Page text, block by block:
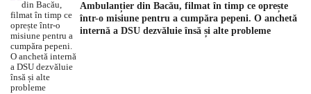
Ambulanțier din Bacău, filmat în timp ce oprește
într-o misiune pentru a cumpăra pepeni. O anchetă
internă a DSU dezvăluie însă și alte probleme